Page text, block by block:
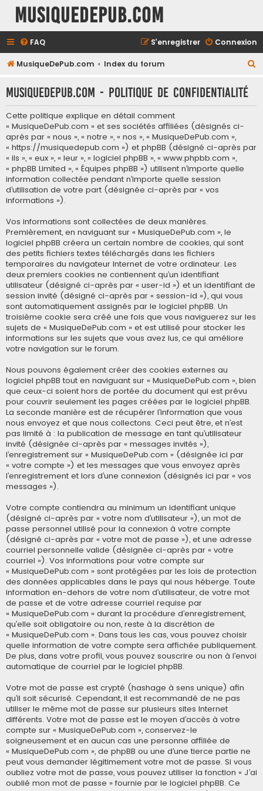
MusiqueDePub.com
FAQ Connexion
S’enregistrer
MusiqueDePub.com Index du forum
h
MusiqueDePub.com - Politique de confidentialité
Cette politique explique en détail comment
« MusiqueDePub.com » et ses sociétés affiliées (désignés ci-
après par « nous », « notre », « nos », « MusiqueDePub.com »,
« https://musiquedepub.com ») et phpBB (désigné ci-après par
« ils », « eux », « leur », « logiciel phpBB », « www.phpbb.com »,
« phpBB Limited », « Équipes phpBB ») utilisent n’importe quelle
information collectée pendant n’importe quelle session
d’utilisation de votre part (désignée ci-après par « vos
informations »).
Vos informations sont collectées de deux manières.
Premièrement, en naviguant sur « MusiqueDePub.com », le
logiciel phpBB créera un certain nombre de cookies, qui sont
des petits fichiers textes téléchargés dans les fichiers
temporaires du navigateur Internet de votre ordinateur. Les
deux premiers cookies ne contiennent qu’un identifiant
utilisateur (désigné ci-après par « user-id ») et un identifiant de
session invité (désigné ci-après par « session-id »), qui vous
sont automatiquement assignés par le logiciel phpBB. Un
troisième cookie sera créé une fois que vous naviguerez sur les
sujets de « MusiqueDePub.com » et est utilisé pour stocker les
informations sur les sujets que vous avez lus, ce qui améliore
votre navigation sur le forum.
Nous pouvons également créer des cookies externes au
logiciel phpBB tout en naviguant sur « MusiqueDePub.com », bien
que ceux-ci soient hors de portée du document qui est prévu
pour couvrir seulement les pages créées par le logiciel phpBB.
La seconde manière est de récupérer l’information que vous
nous envoyez et que nous collectons. Ceci peut être, et n’est
pas limité à : la publication de message en tant qu’utilisateur
invité (désignée ci-après par « messages invités »),
l’enregistrement sur « MusiqueDePub.com » (désignée ici par
« votre compte ») et les messages que vous envoyez après
l’enregistrement et lors d’une connexion (désignés ici par « vos
messages »).
Votre compte contiendra au minimum un identifiant unique
(désigné ci-après par « votre nom d’utilisateur »), un mot de
passe personnel utilisé pour la connexion à votre compte
(désigné ci-après par « votre mot de passe »), et une adresse
courriel personnelle valide (désignée ci-après par « votre
courriel »). Vos informations pour votre compte sur
« MusiqueDePub.com » sont protégées par les lois de protection
des données applicables dans le pays qui nous héberge. Toute
information en-dehors de votre nom d’utilisateur, de votre mot
de passe et de votre adresse courriel requise par
« MusiqueDePub.com » durant la procédure d’enregistrement,
qu’elle soit obligatoire ou non, reste à la discrétion de
« MusiqueDePub.com ». Dans tous les cas, vous pouvez choisir
quelle information de votre compte sera affichée publiquement.
De plus, dans votre profil, vous pouvez souscrire ou non à l’envoi
automatique de courriel par le logiciel phpBB.
Votre mot de passe est crypté (hashage à sens unique) afin
qu’il soit sécurisé. Cependant, il est recommandé de ne pas
utiliser le même mot de passe sur plusieurs sites Internet
différents. Votre mot de passe est le moyen d’accès à votre
compte sur « MusiqueDePub.com », conservez-le
soigneusement et en aucun cas une personne affiliée de
« MusiqueDePub.com », de phpBB ou une d’une tierce partie ne
peut vous demander légitimement votre mot de passe. Si vous
oubliez votre mot de passe, vous pouvez utiliser la fonction « J’ai
oublié mon mot de passe » fournie par le logiciel phpBB. Ce